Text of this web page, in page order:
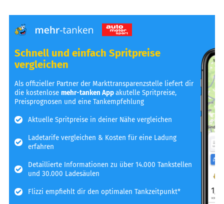
Schnell und einfach Spritpreise
vergleichen
Als offizieller Partner der Markttransparenzstelle liefert dir
die kostenlosemehr-tanken Appakutelle Spritpreise,
Preisprognosen und eine Tankempfehlung
Aktuelle Spritpreise in deiner Nähe vergleichen
Ladetarife vergleichen & Kosten für eine Ladung
erfahren
Detaillierte Informationen zu über 14.000 Tankstellen
und 30.000 Ladesäulen
Flizzi empfiehlt dir den optimalen Tankzeitpunkt*